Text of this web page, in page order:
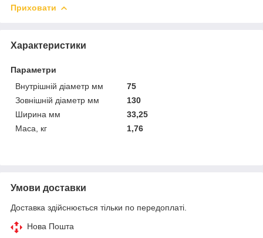
Приховати
Характеристики
Параметри
Внутрішній діаметр мм
75
Зовнішній діаметр мм
130
Ширина мм
33,25
Маса, кг
1,76
Умови доставки
Доставка здійснюється тільки по передоплаті.
Нова Пошта